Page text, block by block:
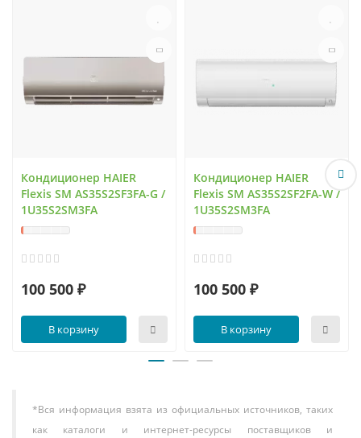
Кондиционер HAIER
Flexis SM AS35S2SF3FA-G /
1U35S2SM3FA
100 500 ₽
В корзину
Кондиционер HAIER
Flexis SM AS35S2SF2FA-W /
1U35S2SM3FA
100 500 ₽
В корзину
*Вся информация взята из официальных источников, таких
как каталоги и интернет-ресурсы поставщиков и